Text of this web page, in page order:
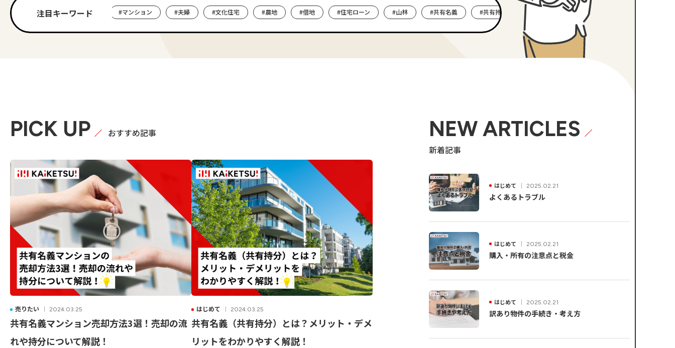
注目キーワード #マンション #夫婦 #文化住宅 #農地 #借地 #住宅ローン #山林 #共有名義 #共有持分割合 #空き家 #マンション
PICK UP おすすめ記事
売りたい 2024.03.25
共有名義マンション売却方法3選！売却の流
れや持分について解説！
はじめて 2024.03.25
共有名義（共有持分）とは？メリット・デメ
リットをわかりやすく解説！
NEW ARTICLES
新着記事
はじめて 2025.02.21
よくあるトラブル
はじめて 2025.02.21
購入・所有の注意点と税金
はじめて 2025.02.21
訳あり物件の手続き・考え方